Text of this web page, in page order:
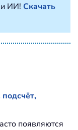
ИИ! Скачать
появляются